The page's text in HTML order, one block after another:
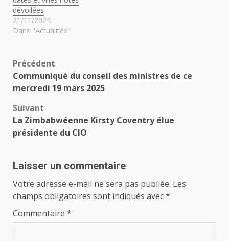
dévoilées
21/11/2024
Dans "Actualités"
Navigation
d’article
Précédent
Communiqué du conseil des ministres de ce
mercredi 19 mars 2025
Suivant
La Zimbabwéenne Kirsty Coventry élue
présidente du CIO
Laisser un commentaire
Votre adresse e-mail ne sera pas publiée. Les
champs obligatoires sont indiqués avec*
Commentaire *